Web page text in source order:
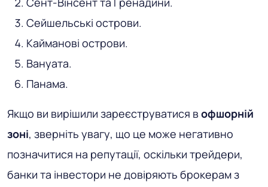
Сейшельські острови.
Кайманові острови.
Вануата.
Панама.
Якщо ви вирішили зареєструватися в офшорній
зоні, зверніть увагу, що це може негативно
позначитися на репутації, оскільки трейдери,
банки та інвестори не довіряють брокерам з